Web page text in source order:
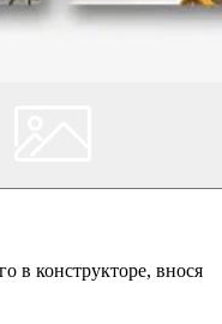
в конструкторе, внося